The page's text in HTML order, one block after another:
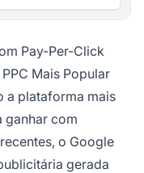
Pay-Per-Click
Mais Popular
a plataforma mais
ganhar com
o Google
gerada